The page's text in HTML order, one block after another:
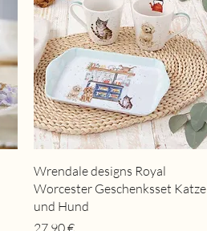
Schnellansicht
Wrendale designs Royal
Worcester Geschenksset Katze
und Hund
Preis
27,90 €